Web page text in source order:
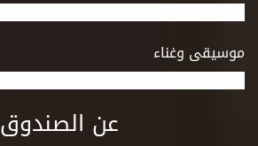
موسيقى وغناء
عن الصندوق